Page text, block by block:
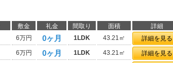
敷金 礼金 間取り 面積 詳細
6万円 0ヶ月 1LDK 43.21㎡ 詳細を見る
6万円 0ヶ月 1LDK 43.21㎡ 詳細を見る